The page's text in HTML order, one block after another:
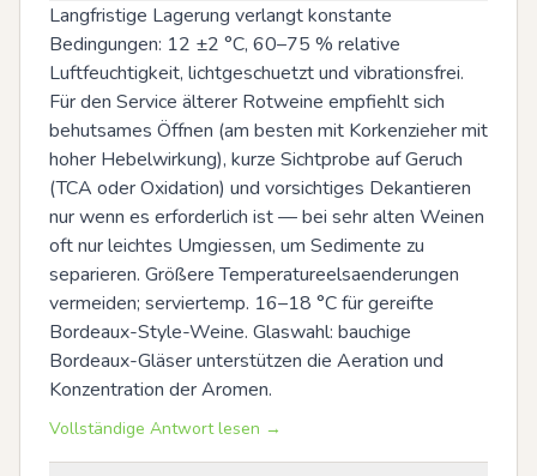
Langfristige Lagerung verlangt konstante
Bedingungen: 12 ±2 °C, 60–75 % relative
Luftfeuchtigkeit, lichtgeschuetzt und vibrationsfrei.
Für den Service älterer Rotweine empfiehlt sich
behutsames Öffnen (am besten mit Korkenzieher mit
hoher Hebelwirkung), kurze Sichtprobe auf Geruch
(TCA oder Oxidation) und vorsichtiges Dekantieren
nur wenn es erforderlich ist — bei sehr alten Weinen
oft nur leichtes Umgiessen, um Sedimente zu
separieren. Größere Temperatureelsaenderungen
vermeiden; serviertemp. 16–18 °C für gereifte
Bordeaux-Style-Weine. Glaswahl: bauchige
Bordeaux-Gläser unterstützen die Aeration und
Konzentration der Aromen.
Vollständige Antwort lesen →